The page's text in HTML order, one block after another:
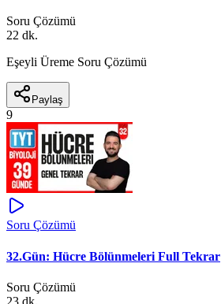
Soru Çözümü
22 dk.
Eşeyli Üreme Soru Çözümü
Paylaş
9
Soru Çözümü
32.Gün: Hücre Bölünmeleri Full Tekrar
Soru Çözümü
23 dk.